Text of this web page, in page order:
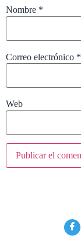
Nombre *
Correo electrónico *
Web